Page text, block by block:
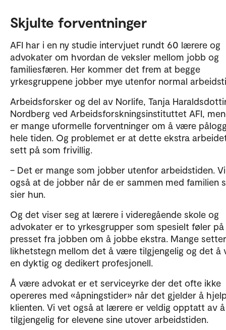
Skjulte forventninger
AFI har i en ny studie intervjuet rundt 60 lærere og
advokater om hvordan de veksler mellom jobb og
familiesfæren. Her kommer det frem at begge
yrkesgruppene jobber mye utenfor normal
Arbeidsforsker og del av Norlife, Tanja
Nordberg ved Arbeidsforskningsinstituttet AFI,
er mange uformelle forventninger om å være
hele tiden. Og problemet er at dette ekstra
sett på som frivillig.
– Det er mange som jobber utenfor arbeidstiden.
også at de jobber når de er sammen med familien
sier hun.
Og det viser seg at lærere i videregående skole og
advokater er to yrkesgrupper som spesielt føler på
presset fra jobben om å jobbe ekstra. Mange setter
likhetstegn mellom det å være tilgjengelig og det å
en dyktig og dedikert profesjonell.
Å være advokat er et serviceyrke der det ofte ikke
opereres med «åpningstider» når det gjelder å
klienten. Vi vet også at lærere er veldig opptatt av
tilgjengelig for elevene sine utover arbeidstiden.